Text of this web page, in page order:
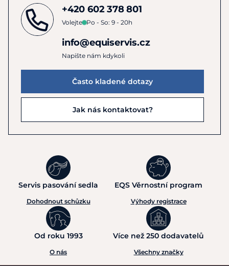
+420 602 378 801
Volejte Po - So: 9 - 20h
info@equiservis.cz
Napište nám kdykoli
Často kladené dotazy
Jak nás kontaktovat?
Servis pasování sedla
Dohodnout schůzku
EQS Věrnostní program
Výhody registrace
Od roku 1993
O nás
Více než 250 dodavatelů
Všechny značky